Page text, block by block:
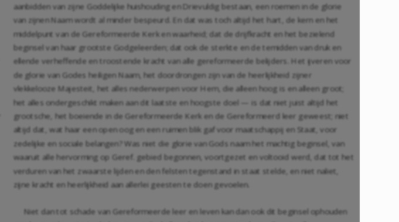
aanbidden van zijne Goddelijke huishouding en Drievuldig bestaan, een roemen in de glorie
van zijnen Naam wordt al minder bespeurd. En dat was toch altijd het hart, de kern en het
middelpunt van de Gereformeerde Kerk en waarheid; dat de drijfkracht en het bezielend
beginsel van haar grootste Godgeleerden; dat ook de sterkte en de temidden van druk en
ellende verheffende en troostende kracht van alle gereformeerde belijders. Het ijveren voor
de glorie van Godes heiligen Naam, het doordrongen zijn van de heerlijkheid zijner
vlekkelooze Majesteit, het alles nederwerpen voor Hem, die alleen hoog is en alleen groot;
het alles ondergeschikt maken aan dit laatste en hoogste doel — is dat niet juist altijd het
grootsche, het boeiende in de Gereformeerde Kerk en de Gereformeerd leer geweest; niet
altijd dat, wat haar een open oog en een ruimen blik gaf voor maatschappij en Staat, voor
zedelijke en sociale belangen? Was niet die glorie van Gods naam het machtig beginsel, van
waaruit alle hervorming op Geref. gebied begonnen, voortgezet en voltooid werd, dat tot het
verduren van het zwaarste lijden en den felsten tegenstand in staat stelde, en niet naliet,
zijne kracht en heerlijkheid aan allerlei geesten te doen gevoelen.
Niet dan tot schade van Gereformeerde leer en leven kan dan ook dit beginsel ophouden